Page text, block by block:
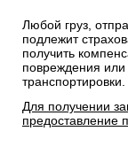
Любой груз,
подлежит
получить
повреждения или
транспортировки.
Для получении
предоставление